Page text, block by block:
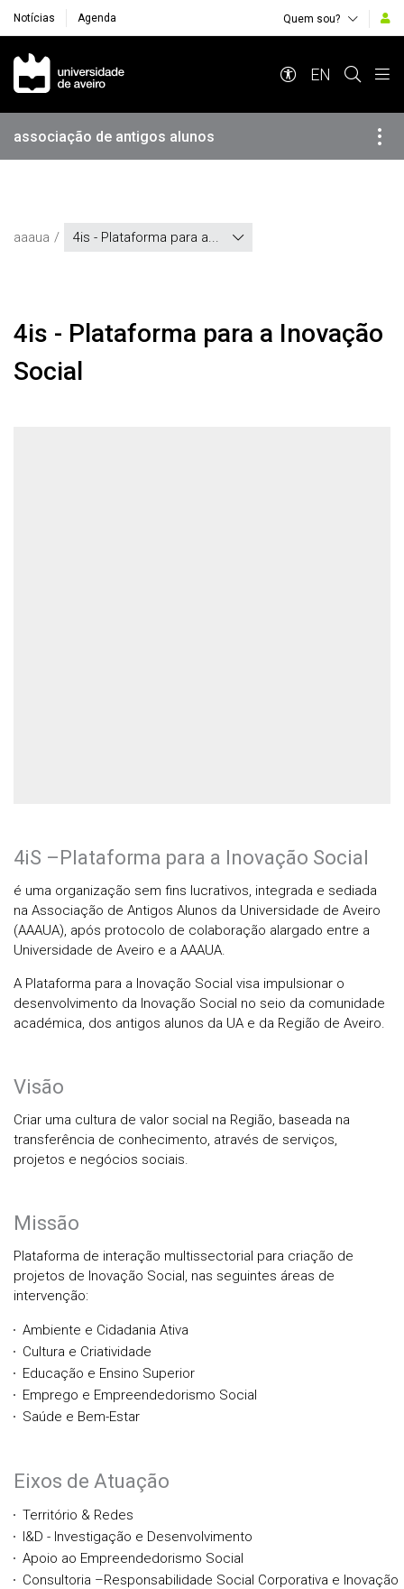
Notícias Agenda Quem sou?
Navegação Principal
EN
associação de antigos alunos
aaaua 4is - Plataforma para a...
4is - Plataforma para a Inovação
Social
4iS –Plataforma para a Inovação Social
é uma organização sem fins lucrativos, integrada e sediada
na Associação de Antigos Alunos da Universidade de Aveiro
(AAAUA), após protocolo de colaboração alargado entre a
Universidade de Aveiro e a AAAUA.
A Plataforma para a Inovação Social visa impulsionar o
desenvolvimento da Inovação Social no seio da comunidade
académica, dos antigos alunos da UA e da Região de Aveiro.
Visão
Criar uma cultura de valor social na Região, baseada na
transferência de conhecimento, através de serviços,
projetos e negócios sociais.
Missão
Plataforma de interação multissectorial para criação de
projetos de Inovação Social, nas seguintes áreas de
intervenção:
Ambiente e Cidadania Ativa
Cultura e Criatividade
Educação e Ensino Superior
Emprego e Empreendedorismo Social
Saúde e Bem-Estar
Eixos de Atuação
Território & Redes
I&D - Investigação e Desenvolvimento
Apoio ao Empreendedorismo Social
Consultoria –Responsabilidade Social Corporativa e Inovação